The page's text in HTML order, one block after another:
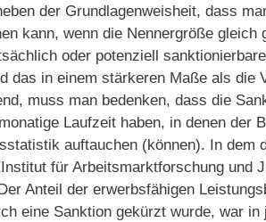
der Grundlagenweisheit, dass
kann, wenn die Nennergröße gleich
oder potenziell
das in einem stärkeren Maße als die
muss man bedenken, dass die
Laufzeit haben, in denen der
auftauchen (können). In dem
für Arbeitsmarktforschung und
Anteil der erwerbsfähigen
eine Sanktion gekürzt wurde, war